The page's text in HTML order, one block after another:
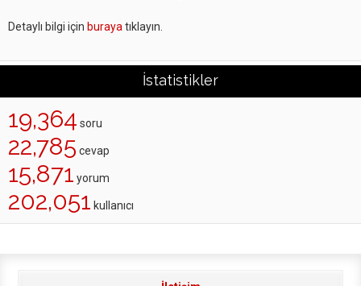
Detaylı bilgi için buraya tıklayın.
İstatistikler
19,364 soru
22,785 cevap
15,871 yorum
202,051 kullanıcı